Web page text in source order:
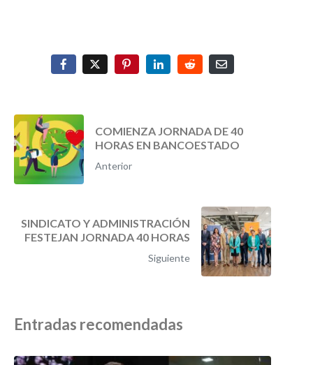
COMIENZA JORNADA DE 40
HORAS EN BANCOESTADO
Anterior
SINDICATO Y ADMINISTRACIÓN
FESTEJAN JORNADA 40 HORAS
Siguiente
Entradas recomendadas